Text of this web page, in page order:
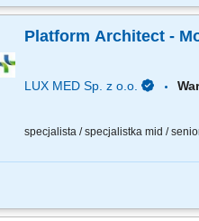
Forma współpracy: umowa o
Platform Architect -
LUX MED Sp. z o.o.
specjalista / specjalistka mid /
Twoją rolą będzie: Definiowanie